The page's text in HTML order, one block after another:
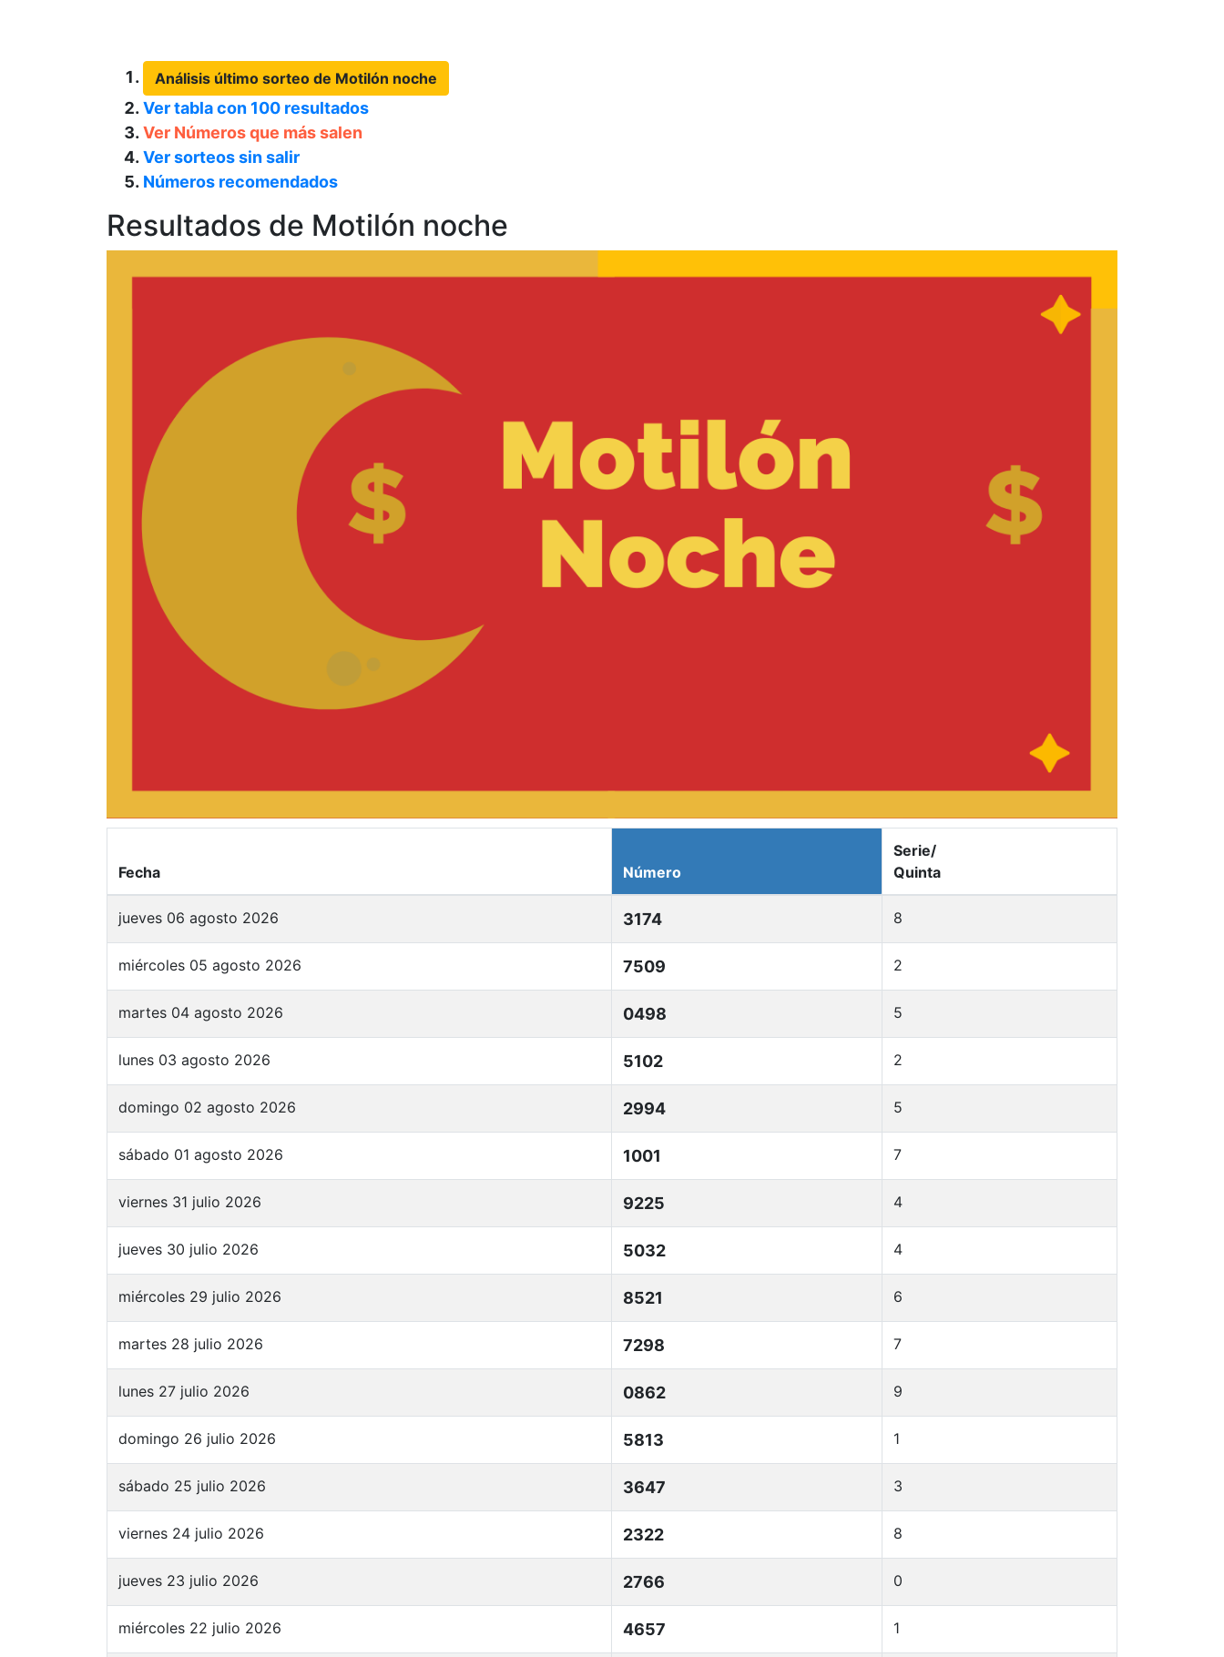
Análisis último sorteo de Motilón noche
Ver tabla con 100 resultados
Ver Números que más salen
Ver sorteos sin salir
Números recomendados
Resultados de Motilón noche
Fecha Número
Serie/
Quinta
jueves 06 agosto 2026 3174 8
miércoles 05 agosto 2026 7509 2
martes 04 agosto 2026 0498 5
lunes 03 agosto 2026 5102 2
domingo 02 agosto 2026 2994 5
sábado 01 agosto 2026 1001 7
viernes 31 julio 2026 9225 4
jueves 30 julio 2026 5032 4
miércoles 29 julio 2026 8521 6
martes 28 julio 2026 7298 7
lunes 27 julio 2026 0862 9
domingo 26 julio 2026 5813 1
sábado 25 julio 2026 3647 3
viernes 24 julio 2026 2322 8
jueves 23 julio 2026 2766 0
miércoles 22 julio 2026 4657 1